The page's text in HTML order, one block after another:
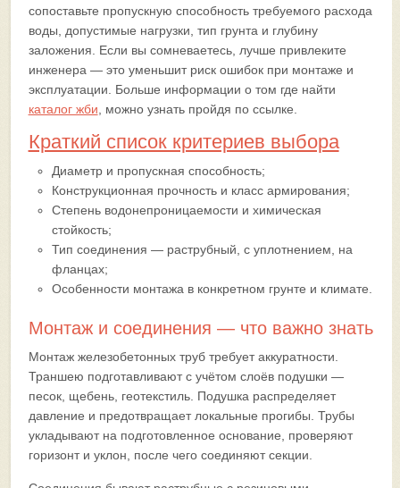
сопоставьте пропускную способность требуемого расхода
воды, допустимые нагрузки, тип грунта и глубину
заложения. Если вы сомневаетесь, лучше привлеките
инженера — это уменьшит риск ошибок при монтаже и
эксплуатации. Больше информации о том где найти
каталог жби , можно узнать пройдя по ссылке.
Краткий список критериев выбора
Диаметр и пропускная способность;
Конструкционная прочность и класс армирования;
Степень водонепроницаемости и химическая
стойкость;
Тип соединения — раструбный, с уплотнением, на
фланцах;
Особенности монтажа в конкретном грунте и климате.
Монтаж и соединения — что важно знать
Монтаж железобетонных труб требует аккуратности.
Траншею подготавливают с учётом слоёв подушки —
песок, щебень, геотекстиль. Подушка распределяет
давление и предотвращает локальные прогибы. Трубы
укладывают на подготовленное основание, проверяют
горизонт и уклон, после чего соединяют секции.